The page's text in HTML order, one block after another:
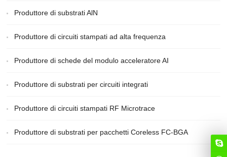
Produttore di substrati AlN
Produttore di circuiti stampati ad alta frequenza
Produttore di schede del modulo acceleratore AI
Produttore di substrati per circuiti integrati
Produttore di circuiti stampati RF Microtrace
Produttore di substrati per pacchetti Coreless FC-BGA